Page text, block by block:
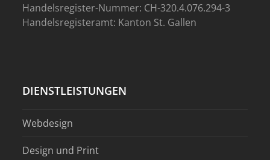
Handelsregister-Nummer: CH-320.4.076.294-3
Handelsregisteramt: Kanton St. Gallen
DIENSTLEISTUNGEN
Webdesign
Design und Print